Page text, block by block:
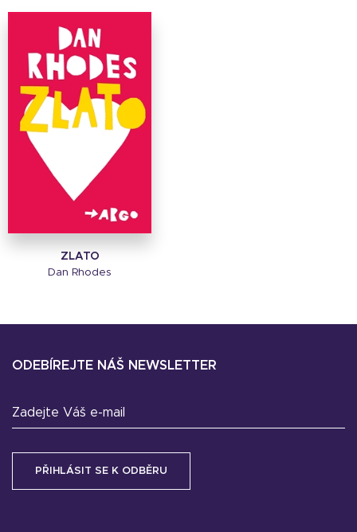
ZLATO
Dan Rhodes
ODEBÍREJTE NÁŠ NEWSLETTER
Zadejte Váš e-mail